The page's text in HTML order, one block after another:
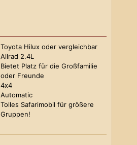
Toyota Hilux oder vergleichbar
Allrad 2.4L
Bietet Platz für die Großfamilie
oder Freunde
4x4
Automatic
Tolles Safarimobil für größere
Gruppen!